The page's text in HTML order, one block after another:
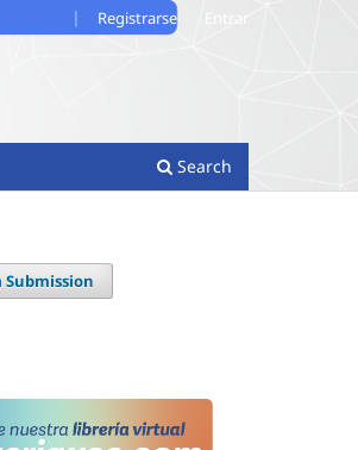
Search
Registrarse
Submission